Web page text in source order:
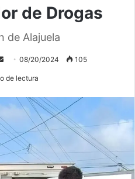
de Drogas
de Alajuela
Send08/20/2024 105
de lectura